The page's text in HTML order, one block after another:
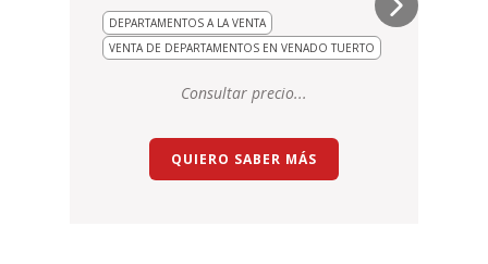
DEPARTAMENTOS A LA VENTA
VENTA DE DEPARTAMENTOS EN VENADO TUERTO
Consultar precio...
QUIERO SABER MÁS